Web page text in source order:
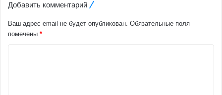
Добавить комментарий
Ваш адрес email не будет опубликован. Обязательные поля
помечены *